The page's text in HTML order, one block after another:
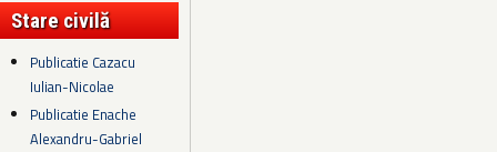
Stare civilă
Publicatie Cazacu
Iulian-Nicolae
Publicatie Enache
Alexandru-Gabriel